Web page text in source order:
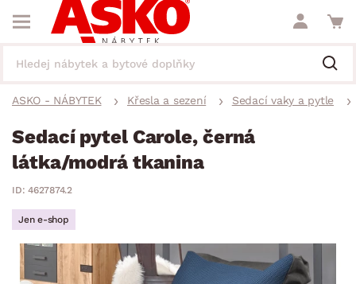
ASKO - NÁBYTEK Křesla a sezení Sedací vaky a pytle
Sedací pytel Carole, černá
látka/modrá tkanina
ID: 4627874.2
Jen e-shop